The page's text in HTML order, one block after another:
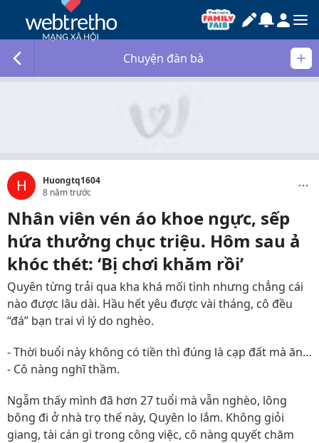
Chuyện đàn bà
H
Huongtq1604
8 năm trước
Nhân viên vén áo khoe ngực, sếp
hứa thưởng chục triệu. Hôm sau ả
khóc thét: ‘Bị chơi khăm rồi’
Quyên từng trải qua kha khá mối tình nhưng chẳng cái
nào được lâu dài. Hầu hết yêu được vài tháng, cô đều
“đá” bạn trai vì lý do nghèo.
- Thời buổi này không có tiền thì đúng là cạp đất mà ăn…
- Cô nàng nghĩ thầm.
Ngẫm thấy mình đã hơn 27 tuổi mà vẫn nghèo, lông
bông đi ở nhà trọ thế này, Quyên lo lắm. Không giỏi
giang, tài cán gì trong công việc, cô nàng quyết chăm